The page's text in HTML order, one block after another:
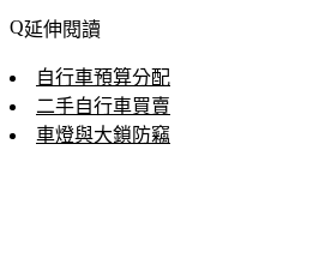
延伸閱讀
自行車預算分配
二手自行車買賣
車燈與大鎖防竊